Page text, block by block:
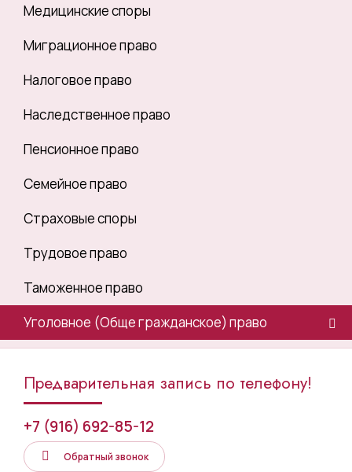
Медицинские споры
Миграционное право
Налоговое право
Наследственное право
Пенсионное право
Семейное право
Страховые споры
Трудовое право
Таможенное право
Уголовное (Обще гражданское) право
Предварительная запись по телефону!
+7 (916) 692-85-12
Обратный звонок